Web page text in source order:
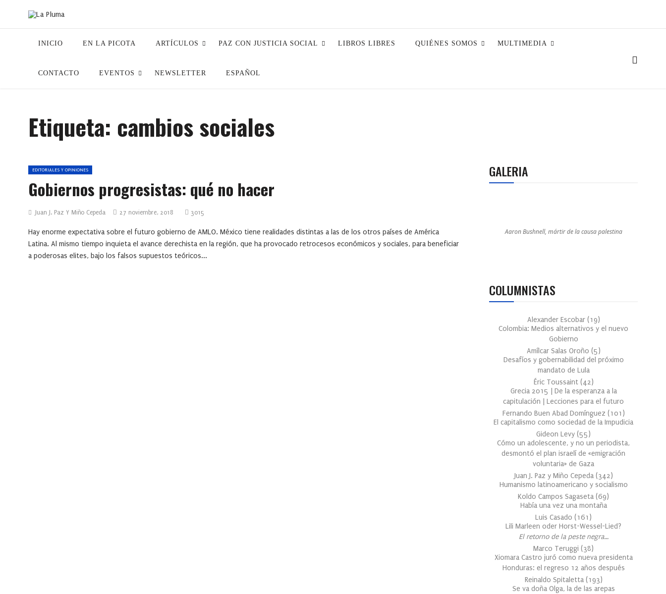
INICIO EN LA PICOTA ARTÍCULOS PAZ CON JUSTICIA SOCIAL LIBROS LIBRES QUIÉNES SOMOS MULTIMEDIA
CONTACTO EVENTOS NEWSLETTER ESPAÑOL
Etiqueta: cambios sociales
EDITORIALES Y OPINIONES
Gobiernos progresistas: qué no hacer
Juan J. Paz Y Miño Cepeda 27 noviembre, 2018 3015
Hay enorme expectativa sobre el futuro gobierno de AMLO. México tiene realidades distintas a las de los otros países de América
Latina. Al mismo tiempo inquieta el avance derechista en la región, que ha provocado retrocesos económicos y sociales, para beneficiar
a poderosas elites, bajo los falsos supuestos teóricos...
GALERIA
Aaron Bushnell, mártir de la causa palestina
COLUMNISTAS
Alexander Escobar (19)
Colombia: Medios alternativos y el nuevo
Gobierno
Amílcar Salas Oroño (5)
Desafíos y gobernabilidad del próximo
mandato de Lula
Éric Toussaint (42)
Grecia 2015 | De la esperanza a la
capitulación | Lecciones para el futuro
Fernando Buen Abad Domínguez (101 )
El capitalismo como sociedad de la Impudicia
Gideon Levy (55)
Cómo un adolescente, y no un periodista,
desmontó el plan israelí de «emigración
voluntaria» de Gaza
Juan J. Paz y Miño Cepeda (342)
Humanismo latinoamericano y socialismo
Koldo Campos Sagaseta (69)
Había una vez una montaña
Luis Casado (161 )
Lili Marleen oder Horst-Wessel-Lied?
El retorno de la peste negra…
Marco Teruggi (38)
Xiomara Castro juró como nueva presidenta
Honduras: el regreso 12 años después
Reinaldo Spitaletta (193)
Se va doña Olga, la de las arepas